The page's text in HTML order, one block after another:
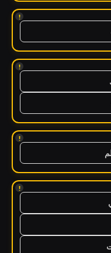
!
!
!
!